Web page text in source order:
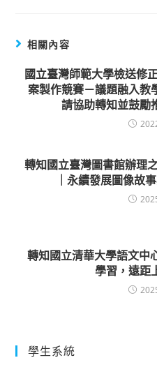
相關內容
國立臺灣師範大學檢送修
案製作競賽－議題融入教
請協助轉知並鼓勵
轉知國立臺灣圖書館辦理
｜永續發展圖像故
轉知國立清華大學語文中
學習，遠距
學生系統